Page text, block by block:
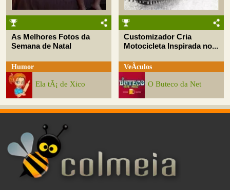
As Melhores Fotos da
Semana de Natal
Humor
Ela tÃ¡ de Xico
Customizador Cria
Motocicleta Inspirada no...
VeÃ­culos
O Buteco da Net